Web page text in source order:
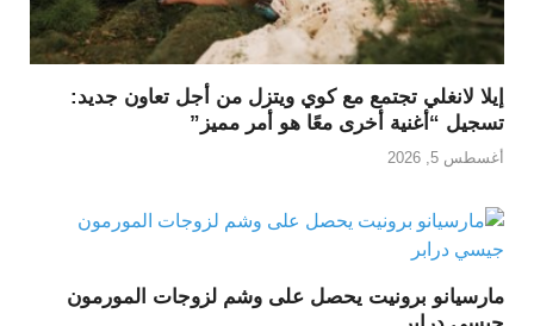
إيلا لانغلي تجتمع مع كوي ويتزل من أجل تعاون جديد:
تسجيل “أغنية أخرى معًا هو أمر مميز”
أغسطس 5, 2026
مارسيانو برونيت يحصل على وشم لزوجات المورمون